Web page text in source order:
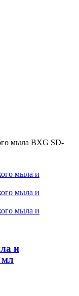
мыла BXG SD-
и
мл